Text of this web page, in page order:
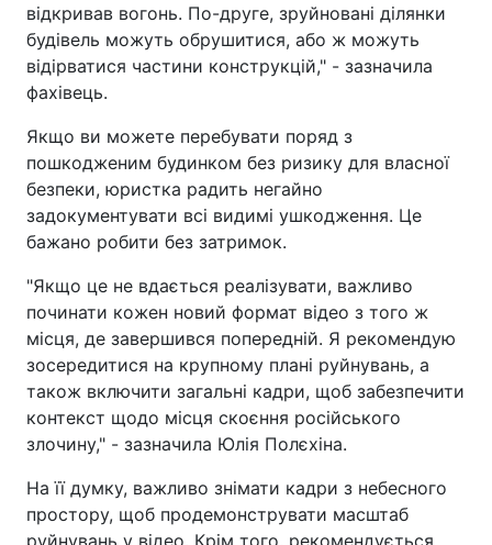
відкривав вогонь. По-друге, зруйновані ділянки
будівель можуть обрушитися, або ж можуть
відірватися частини конструкцій," - зазначила
фахівець.
Якщо ви можете перебувати поряд з
пошкодженим будинком без ризику для власної
безпеки, юристка радить негайно
задокументувати всі видимі ушкодження. Це
бажано робити без затримок.
"Якщо це не вдається реалізувати, важливо
починати кожен новий формат відео з того ж
місця, де завершився попередній. Я рекомендую
зосередитися на крупному плані руйнувань, а
також включити загальні кадри, щоб забезпечити
контекст щодо місця скоєння російського
злочину," - зазначила Юлія Полєхіна.
На її думку, важливо знімати кадри з небесного
простору, щоб продемонструвати масштаб
руйнувань у відео. Крім того, рекомендується